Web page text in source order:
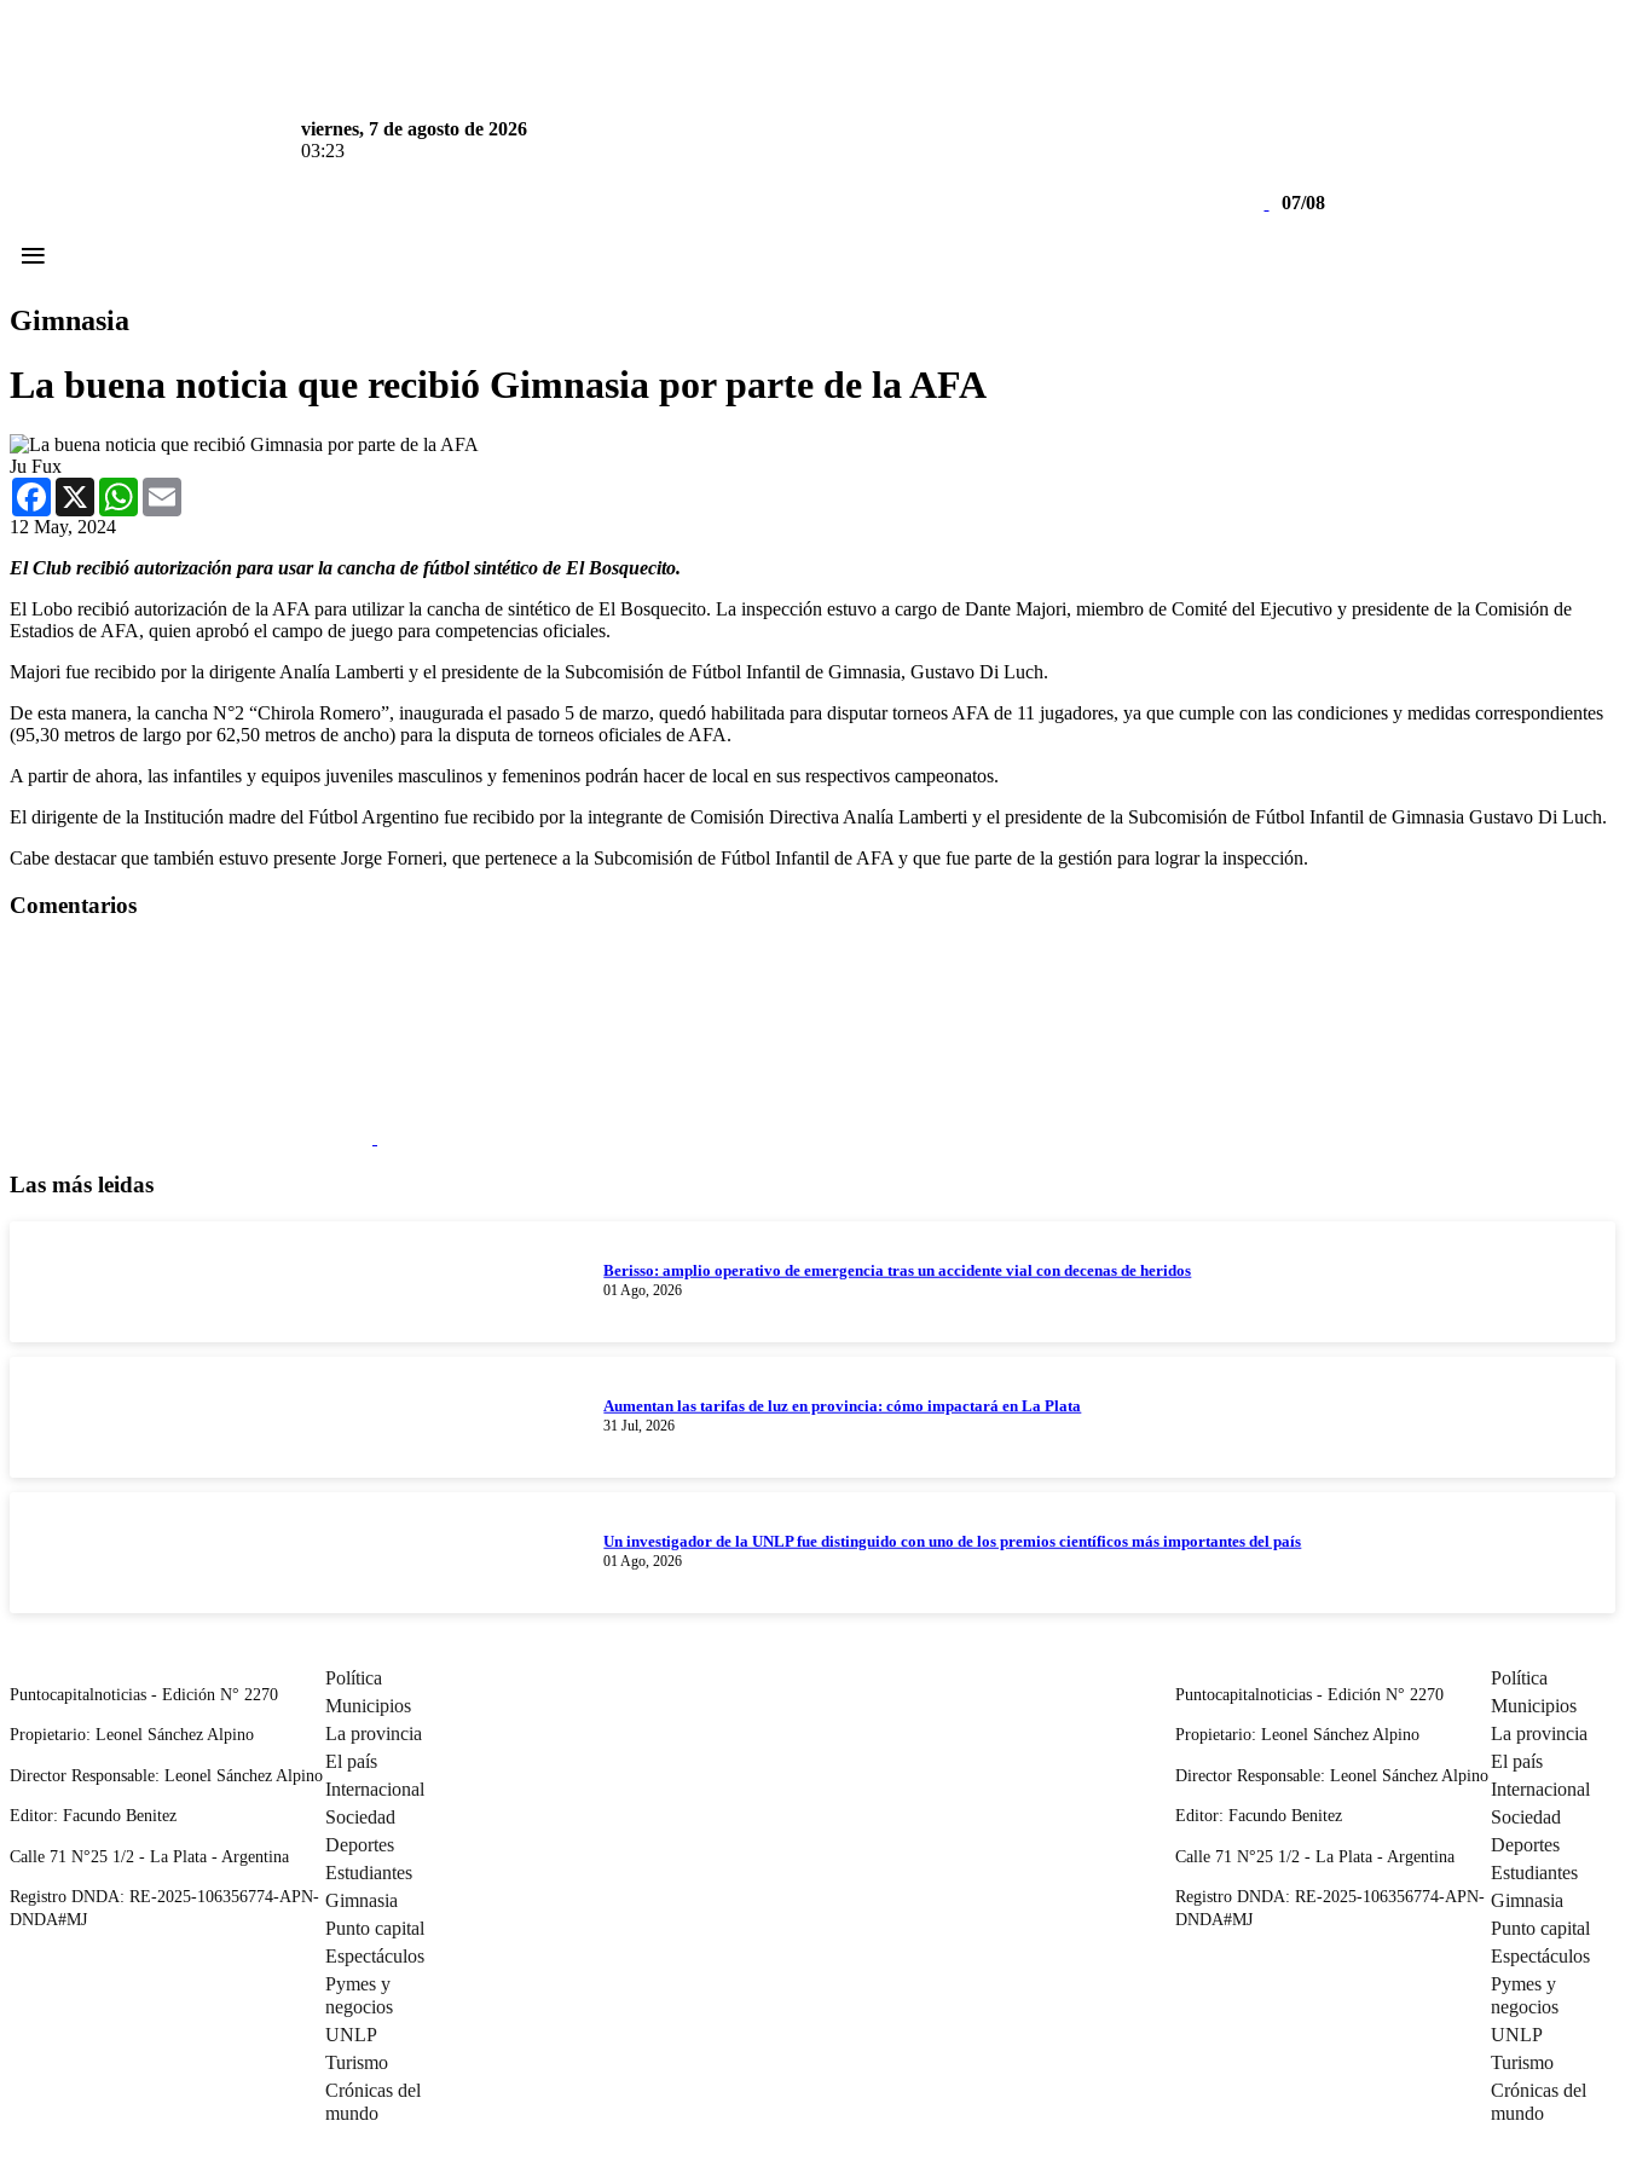
viernes, 7 de agosto de 2026
03:23
07/08
≡
Gimnasia
La buena noticia que recibió Gimnasia por parte de la AFA
Ju Fux
Facebook
X WhatsApp
12 May, 2024
El Club recibió autorización para usar la cancha de fútbol sintético de El Bosquecito.
El Lobo recibió autorización de la AFA para utilizar la cancha de sintético de El Bosquecito. La inspección estuvo a cargo de Dante Majori, miembro de Comité del Ejecutivo y presidente de la Comisión de
Estadios de AFA, quien aprobó el campo de juego para competencias oficiales.
Majori fue recibido por la dirigente Analía Lamberti y el presidente de la Subcomisión de Fútbol Infantil de Gimnasia, Gustavo Di Luch.
De esta manera, la cancha N°2 “Chirola Romero”, inaugurada el pasado 5 de marzo, quedó habilitada para disputar torneos AFA de 11 jugadores, ya que cumple con las condiciones y medidas correspondientes
(95,30 metros de largo por 62,50 metros de ancho) para la disputa de torneos oficiales de AFA.
A partir de ahora, las infantiles y equipos juveniles masculinos y femeninos podrán hacer de local en sus respectivos campeonatos.
El dirigente de la Institución madre del Fútbol Argentino fue recibido por la integrante de Comisión Directiva Analía Lamberti y el presidente de la Subcomisión de Fútbol Infantil de Gimnasia Gustavo Di Luch.
Cabe destacar que también estuvo presente Jorge Forneri, que pertenece a la Subcomisión de Fútbol Infantil de AFA y que fue parte de la gestión para lograr la inspección.
Comentarios
Las más leidas
Berisso: amplio operativo de emergencia tras un accidente vial con decenas de heridos
01 Ago, 2026
Aumentan las tarifas de luz en provincia: cómo impactará en La Plata
31 Jul, 2026
Un investigador de la UNLP fue distinguido con uno de los premios científicos más importantes del país
01 Ago, 2026
Puntocapitalnoticias - Edición N° 2270
Propietario: Leonel Sánchez Alpino
Director Responsable: Leonel Sánchez Alpino
Editor: Facundo Benitez
Calle 71 N°25 1/2 - La Plata - Argentina
Registro DNDA: RE-2025-106356774-APN-
DNDA#MJ
Política
Municipios
La provincia
El país
Internacional
Sociedad
Deportes
Estudiantes
Gimnasia
Punto capital
Espectáculos
Pymes y
negocios
UNLP
Turismo
Crónicas del
mundo
Puntocapitalnoticias - Edición N° 2270
Propietario: Leonel Sánchez Alpino
Director Responsable: Leonel Sánchez Alpino
Editor: Facundo Benitez
Calle 71 N°25 1/2 - La Plata - Argentina
Registro DNDA: RE-2025-106356774-APN-
DNDA#MJ
Política
Municipios
La provincia
El país
Internacional
Sociedad
Deportes
Estudiantes
Gimnasia
Punto capital
Espectáculos
Pymes y
negocios
UNLP
Turismo
Crónicas del
mundo